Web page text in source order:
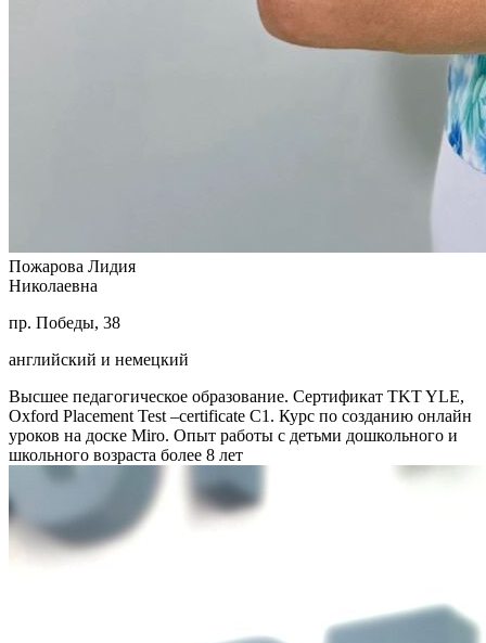
Пожарова Лидия
Николаевна
пр. Победы, 38
английский и немецкий
Высшее педагогическое образование. Сертификат TKT YLE,
Oxford Placement Test –certificate C1. Курс по созданию онлайн
уроков на доске Miro. Опыт работы с детьми дошкольного и
школьного возраста более 8 лет